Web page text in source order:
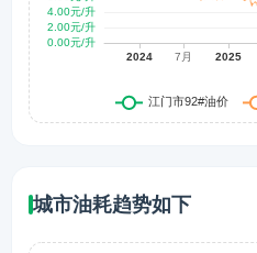
城市油耗趋势如下